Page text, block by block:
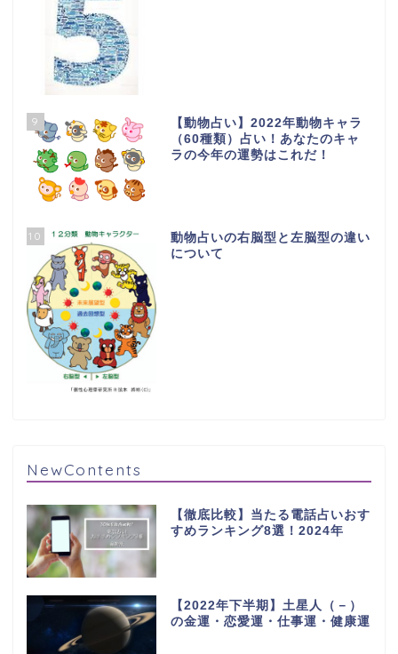
9
【動物占い】2022年動物キャラ
（60種類）占い！あなたのキャ
ラの今年の運勢はこれだ！
10
動物占いの右脳型と左脳型の違い
について
NewContents
【徹底比較】当たる電話占いおす
すめランキング8選！2024年
【2022年下半期】土星人（－）
の金運・恋愛運・仕事運・健康運